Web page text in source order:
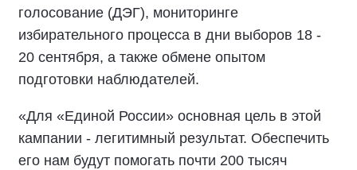
голосование (ДЭГ), мониторинге
избирательного процесса в дни выборов 18 -
20 сентября, а также обмене опытом
подготовки наблюдателей.
«Для «Единой России» основная цель в этой
кампании - легитимный результат. Обеспечить
его нам будут помогать почти 200 тысяч